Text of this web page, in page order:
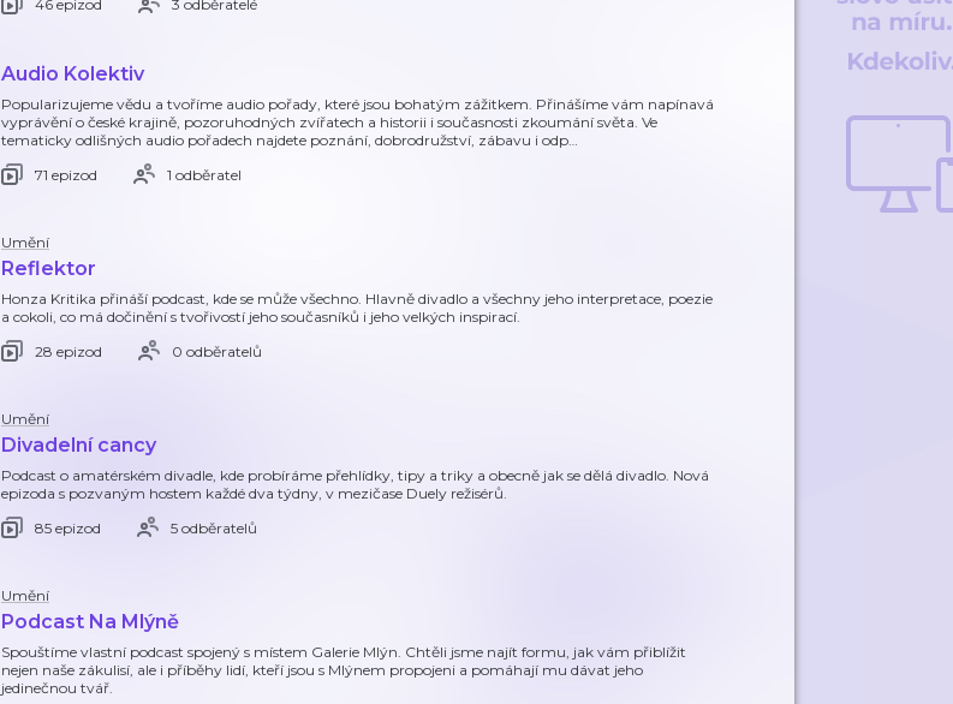
46 epizod
3 odběratelé
Audio Kolektiv
Popularizujeme vědu a tvoříme audio pořady, které jsou bohatým zážitkem. Přinášíme vám napínavá
vyprávění o české krajině, pozoruhodných zvířatech a historii i současnosti zkoumání světa. Ve
tematicky odlišných audio pořadech najdete poznání, dobrodružství, zábavu i odp…
71 epizod
1 odběratel
Umění
Reflektor
Honza Kritika přináší podcast, kde se může všechno. Hlavně divadlo a všechny jeho interpretace, poezie
a cokoli, co má dočinění s tvořivostí jeho současníků i jeho velkých inspirací.
28 epizod
0 odběratelů
Umění
Divadelní cancy
Podcast o amatérském divadle, kde probíráme přehlídky, tipy a triky a obecně jak se dělá divadlo. Nová
epizoda s pozvaným hostem každé dva týdny, v mezičase Duely režisérů.
85 epizod
5 odběratelů
Umění
Podcast Na Mlýně
Spouštíme vlastní podcast spojený s místem Galerie Mlýn. Chtěli jsme najít formu, jak vám přiblížit
nejen naše zákulisí, ale i příběhy lidí, kteří jsou s Mlýnem propojeni a pomáhají mu dávat jeho
jedinečnou tvář.